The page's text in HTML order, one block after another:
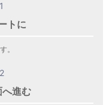
トに
。
へ進む